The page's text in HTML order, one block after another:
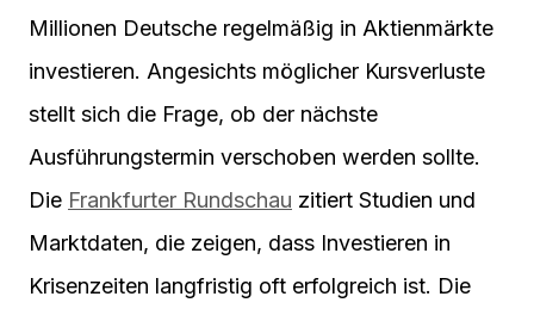
Millionen Deutsche regelmäßig in Aktienmärkte
investieren. Angesichts möglicher Kursverluste
stellt sich die Frage, ob der nächste
Ausführungstermin verschoben werden sollte.
Die Frankfurter Rundschau zitiert Studien und
Marktdaten, die zeigen, dass Investieren in
Krisenzeiten langfristig oft erfolgreich ist. Die